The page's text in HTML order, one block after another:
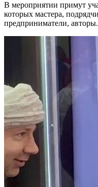
В мероприятии примут
которых мастера,
предприниматели,